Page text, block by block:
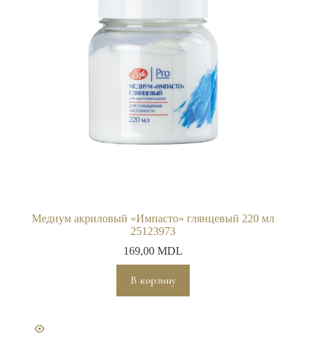
Медиум акриловый «Импасто» глянцевый 220 мл
25123973
169,00MDL
В корзину